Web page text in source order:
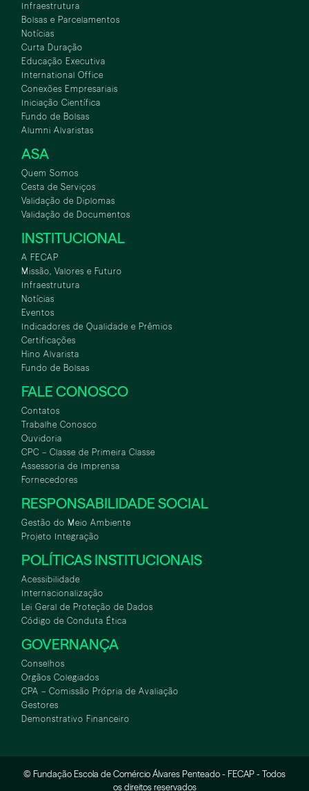
ASA
Infraestrutura
Bolsas e Parcelamentos
Notícias
Curta Duração
Educação Executiva
International Office
Conexões Empresariais
Iniciação Científica
Fundo de Bolsas
Alumni Alvaristas
ASA
Quem Somos
Cesta de Serviços
Validação de Diplomas
Validação de Documentos
INSTITUCIONAL
A FECAP
Missão, Valores e Futuro
Infraestrutura
Notícias
Eventos
Indicadores de Qualidade e Prêmios
Certificações
Hino Alvarista
Fundo de Bolsas
FALE CONOSCO
Contatos
Trabalhe Conosco
Ouvidoria
CPC – Classe de Primeira Classe
Assessoria de Imprensa
Fornecedores
RESPONSABILIDADE SOCIAL
Gestão do Meio Ambiente
Projeto Integração
POLÍTICAS INSTITUCIONAIS
Acessibilidade
Internacionalização
Lei Geral de Proteção de Dados
Código de Conduta Ética
GOVERNANÇA
Conselhos
Orgãos Colegiados
CPA – Comissão Própria de Avaliação
Gestores
Demonstrativo Financeiro
© Fundação Escola de Comércio Álvares Penteado - FECAP - Todos
os direitos reservados